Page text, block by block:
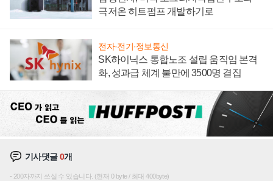
극저온 히트펌프 개발하기로
전자·전기·정보통신
SK하이닉스 통합노조 설립 움직임 본격
화, 성과급 체계 불만에 3500명 결집
기사댓글0개
200자까지 쓰실 수 있습니다. (현재 0 byte / 최대 400byte)